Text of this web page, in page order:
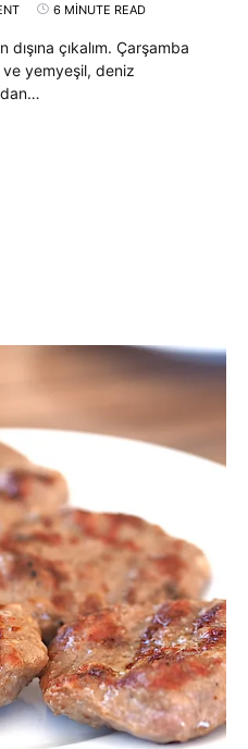
6 MINUTE READ
dışına çıkalım. Çarşamba
ve yemyeşil, deniz